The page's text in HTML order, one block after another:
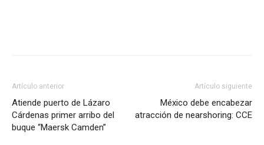
Artículo anterior
Atiende puerto de Lázaro
Cárdenas primer arribo del
buque “Maersk Camden”
Artículo siguiente
México debe encabezar
atracción de nearshoring: CCE